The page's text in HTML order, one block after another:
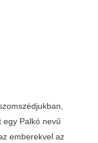
egy Palkó nevű
emberekvel az